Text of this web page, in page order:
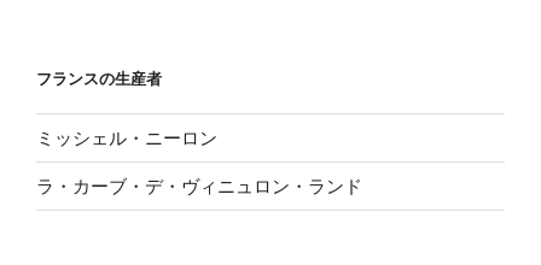
フランスの生産者
ミッシェル・ニーロン
ラ・カーブ・デ・ヴィニュロン・ランド